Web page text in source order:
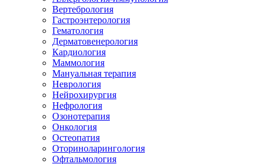
Вертебрология
Гастроэнтерология
Гематология
Дерматовенерология
Кардиология
Маммология
Мануальная терапия
Неврология
Нейрохирургия
Нефрология
Озонотерапия
Онкология
Остеопатия
Оториноларингология
Офтальмология